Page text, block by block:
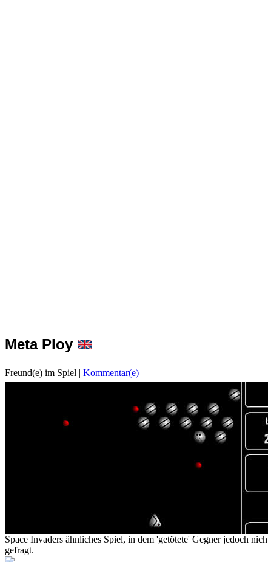
Meta Ploy
Freund(e) im Spiel | Kommentar(e) |
Space Invaders ähnliches Spiel, in dem 'getötete' Gegner jedoch
gefragt.